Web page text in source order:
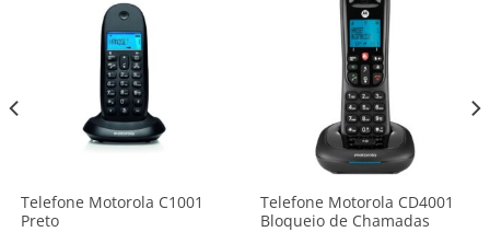
Telefone Motorola C1001
Preto
Telefone Motorola CD4001
Bloqueio de Chamadas